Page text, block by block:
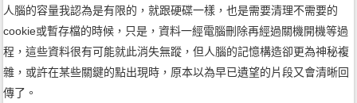
人腦的容量我認為是有限的，就跟硬碟一樣，也是需要清理不需要的
cookie或暫存檔的時候，只是，資料一經電腦刪除再經過關機開機等過
程，這些資料很有可能就此消失無蹤，但人腦的記憶構造卻更為神秘複
雜，或許在某些關鍵的點出現時，原本以為早已遺望的片段又會清晰回
傳了。